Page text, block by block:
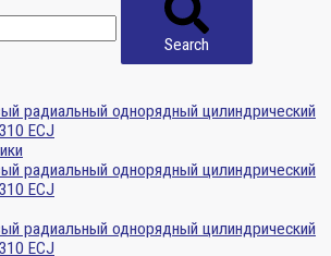
Search